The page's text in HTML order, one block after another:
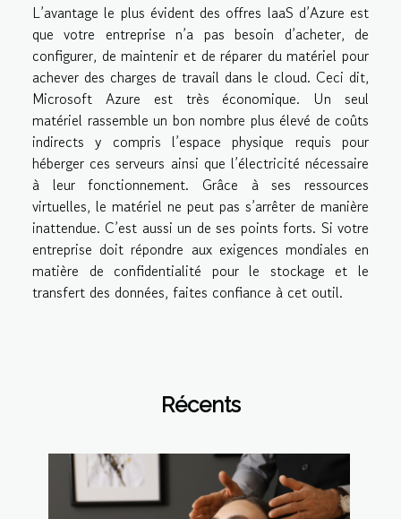
L’avantage le plus évident des offres laaS d’Azure est
que votre entreprise n’a pas besoin d’acheter, de
configurer, de maintenir et de réparer du matériel pour
achever des charges de travail dans le cloud. Ceci dit,
Microsoft Azure est très économique. Un seul
matériel rassemble un bon nombre plus élevé de coûts
indirects y compris l’espace physique requis pour
héberger ces serveurs ainsi que l’électricité nécessaire
à leur fonctionnement. Grâce à ses ressources
virtuelles, le matériel ne peut pas s’arrêter de manière
inattendue. C’est aussi un de ses points forts. Si votre
entreprise doit répondre aux exigences mondiales en
matière de confidentialité pour le stockage et le
transfert des données, faites confiance à cet outil.
Récents